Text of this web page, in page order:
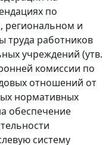
по
региональном и
труда работников
учреждений (утв.
комиссии по
отношений от
нормативных
обеспечение
систему